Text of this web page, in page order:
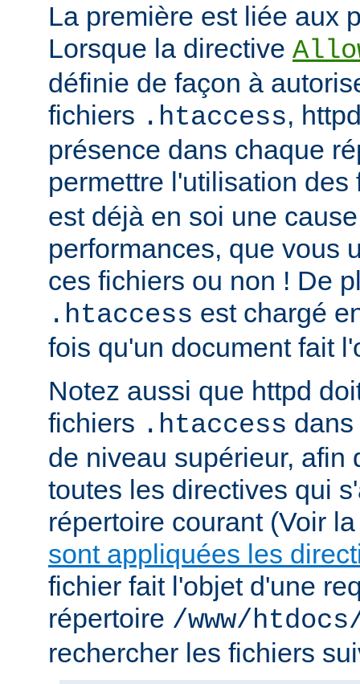
La première est liée aux
Lorsque la directive
définie de façon à
fichiers .htaccess,
présence dans chaque
permettre l'utilisation
est déjà en soi une
performances, que vous
ces fichiers ou non ! De
.htaccess est chargé
fois qu'un document fait
Notez aussi que httpd
fichiers .htaccess
de niveau supérieur, afin
toutes les directives qui
répertoire courant (Voir
sont appliquées les
fichier fait l'objet d'une
répertoire /www/
rechercher les fichiers